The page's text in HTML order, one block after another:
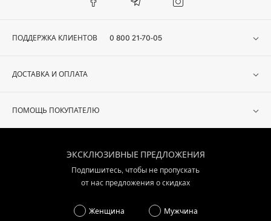
ПОДДЕРЖКА КЛИЕНТОВ 0 800 21-70-05
ДОСТАВКА И ОПЛАТА
ПОМОЩЬ ПОКУПАТЕЛЮ
ЭКСКЛЮЗИВНЫЕ ПРЕДЛОЖЕНИЯ
Подпишитесь, чтобы не пропускать
от нас предложения о скидках
Женщина Мужчина